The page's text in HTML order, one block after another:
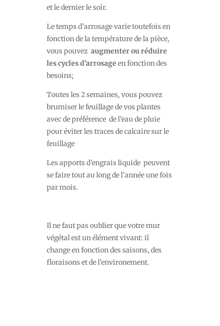
et le dernier le soir.
Le temps d’arrosage varie toutefois en
fonction de la température de la pièce,
vous pouvez augmenter ou réduire
les cycles d’arrosage en fonction des
besoins;
Toutes les 2 semaines, vous pouvez
brumiser le feuillage de vos plantes
avec de préférence de l’eau de pluie
pour éviter les traces de calcaire sur le
feuillage
Les apports d’engrais liquide peuvent
se faire tout au long de l’année une fois
par mois.
Il ne faut pas oublier que votre mur
végétal est un élément vivant: il
change en fonction des saisons, des
floraisons et de l’environement.